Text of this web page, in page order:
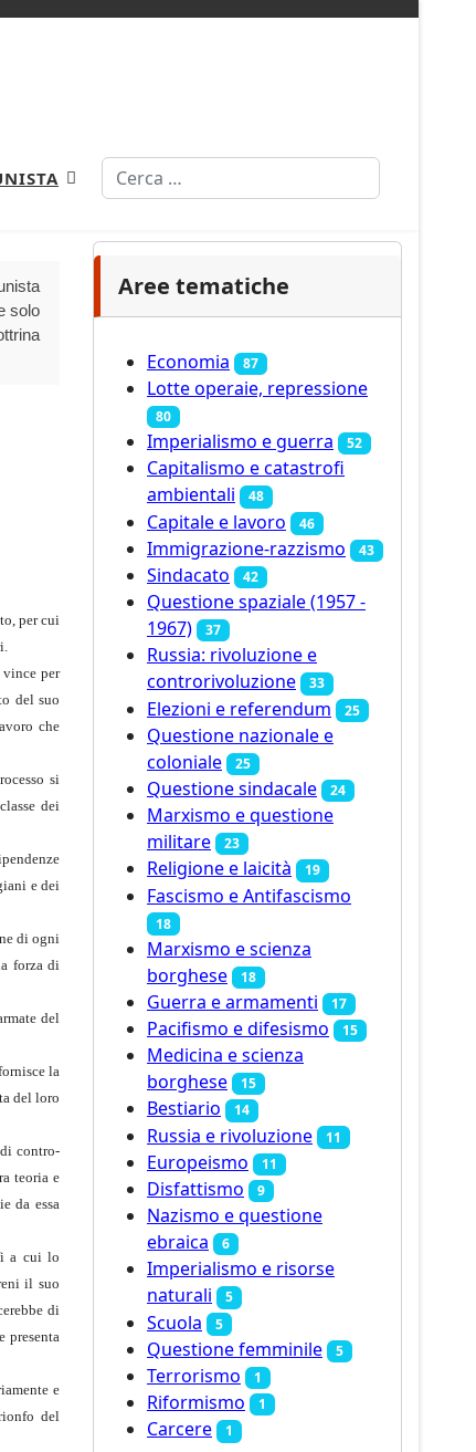
Cerca
solo
per cui
per
del suo
che
si
dei
e dei
di ogni
forza di
del
la
del loro
contro-
teoria e
da essa
a cui lo
il suo
di
presenta
e
del
Aree tematiche
Economia 87
Lotte operaie, repressione
80
Imperialismo e guerra 52
Capitalismo e catastrofi
ambientali
48
Capitale e lavoro 46
Immigrazione-razzismo 43
Sindacato 42
Questione spaziale (1957 -
1967)
37
Russia: rivoluzione e
controrivoluzione
33
Elezioni e referendum 25
Questione nazionale e
coloniale
25
Questione sindacale 24
Marxismo e questione
militare
23
Religione e laicità 19
Fascismo e Antifascismo
18
Marxismo e scienza
borghese
18
Guerra e armamenti 17
Pacifismo e difesismo 15
Medicina e scienza
borghese
15
Bestiario 14
Russia e rivoluzione 11
Europeismo 11
Disfattismo 9
Nazismo e questione
ebraica
6
Imperialismo e risorse
naturali
5
Scuola 5
Questione femminile 5
Terrorismo 1
Riformismo 1
Carcere 1